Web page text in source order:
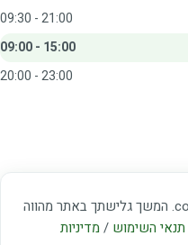
באתר זה נעשה שימוש בקבצי cookies. המשך גלישתך באתר מהווה
תנאי השימוש / מדיניות
09:30 - 21:00
09:00 - 15:00
20:00 - 23:00